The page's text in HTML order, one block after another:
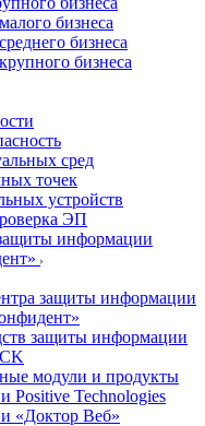
бизнеса
бизнеса
бизнеса
сред
точек
устройств
ЭП
информации
защиты информации
защиты информации
модули и продукты
Positive Technologies
«Доктор Веб»